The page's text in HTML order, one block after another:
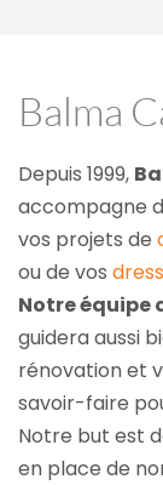
Balma
Depuis 1999,
accompagne
vos projets de
ou de vos
Notre équipe
guidera aussi
rénovation et
savoir-faire
Notre but est
en place de